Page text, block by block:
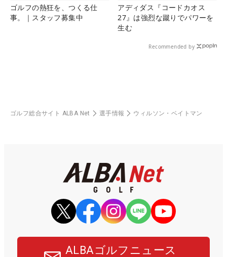
ゴルフの熱狂を、つくる仕
事。｜スタッフ募集中
アディダス『コードカオス
27』は強烈な蹴りでパワーを
生む
Recommended by
ゴルフ総合サイト ALBA Net 選手情報 ウィルソン・ベイトマン
ALBAゴルフニュース